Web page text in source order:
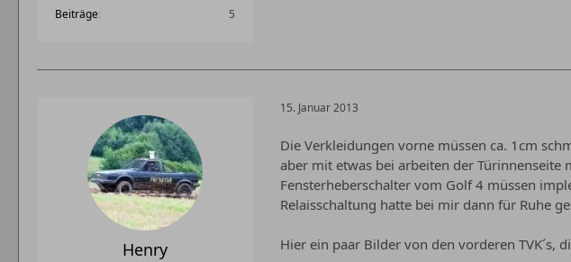
Beiträge 5
Henry
15. Januar 2013
Die Verkleidungen vorne müssen ca. 1cm
aber mit etwas bei arbeiten der Türinnenseite
Fensterheberschalter vom Golf 4 müssen
Relaisschaltung hatte bei mir dann für Ruhe
Hier ein paar Bilder von den vorderen